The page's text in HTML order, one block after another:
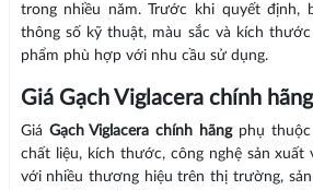
trong nhiều năm. Trước khi quyết định,
thông số kỹ thuật, màu sắc và kích
phẩm phù hợp với nhu cầu sử dụng.
Giá Gạch Viglacera chính
Giá Gạch Viglacera chính hãngphụ thuộc
chất liệu, kích thước, công nghệ sản xuất
với nhiều thương hiệu trên thị trường, sản